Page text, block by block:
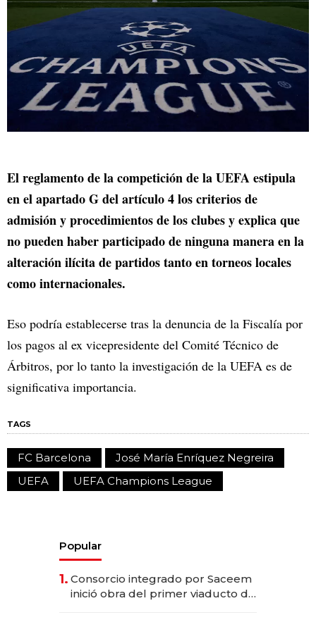
El reglamento de la competición de la UEFA estipula
en el apartado G del artículo 4 los criterios de
admisión y procedimientos de los clubes y explica que
no pueden haber participado de ninguna manera en la
alteración ilícita de partidos tanto en torneos locales
como internacionales.
Eso podría establecerse tras la denuncia de la Fiscalía por
los pagos al ex vicepresidente del Comité Técnico de
Árbitros, por lo tanto la investigación de la UEFA es de
significativa importancia.
TAGS
FC Barcelona
José María Enríquez Negreira
UEFA
UEFA Champions League
Popular
1. Consorcio integrado por Saceem
inició obra del primer viaducto de